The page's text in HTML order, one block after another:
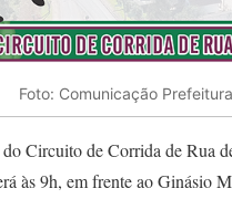
Foto: Comunicação
do Circuito de Corrida de
às 9h, em frente ao